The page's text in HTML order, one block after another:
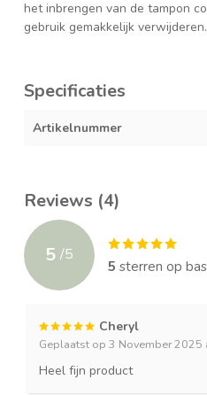
het inbrengen van de tampon
gebruik gemakkelijk verwijderen.
Specificaties
Artikelnummer
Reviews (4)
5 /5
5 sterren op
Cheryl
Geplaatst op 3 November 2025
Heel fijn product